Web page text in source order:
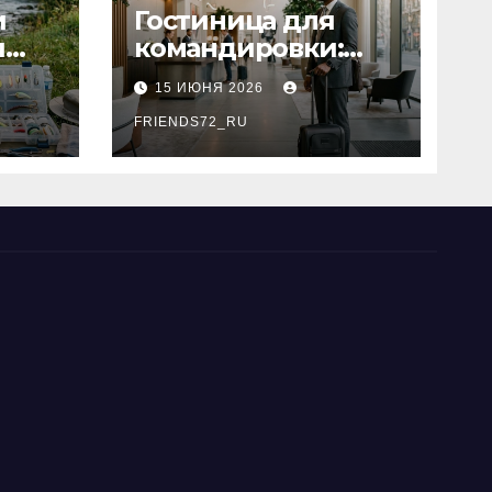
Гостиница для
командировки:
основные
критерии выбора
15 ИЮНЯ 2026
FRIENDS72_RU